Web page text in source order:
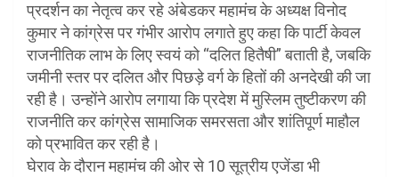
प्रदर्शन का नेतृत्व कर रहे अंबेडकर महामंच के अध्यक्ष विनोद
कुमार ने कांग्रेस पर गंभीर आरोप लगाते हुए कहा कि पार्टी केवल
राजनीतिक लाभ के लिए स्वयं को “दलित हितैषी” बताती है, जबकि
जमीनी स्तर पर दलित और पिछड़े वर्ग के हितों की अनदेखी की जा
रही है। उन्होंने आरोप लगाया कि प्रदेश में मुस्लिम तुष्टीकरण की
राजनीति कर कांग्रेस सामाजिक समरसता और शांतिपूर्ण माहौल
को प्रभावित कर रही है।
घेराव के दौरान महामंच की ओर से 10 सूत्रीय एजेंडा भी